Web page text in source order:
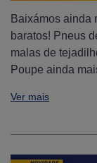
Baixámos ainda
baratos! Pneus
malas de
Poupe ainda
Ver mais